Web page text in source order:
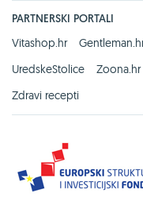
PARTNERSKI PORTALI
Vitashop.hr
UredskeStolice
Zoona.hr
Zdravi recepti